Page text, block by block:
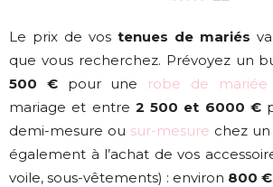
Le prix de vos tenues de mariés
que vous recherchez. Prévoyez un
500 €pour une robe de mariée
mariage et entre 2 500 et 6000 €
demi-mesure ou sur-mesure chez un
également à l’achat de vos
voile, sous-vêtements) : environ 800 €